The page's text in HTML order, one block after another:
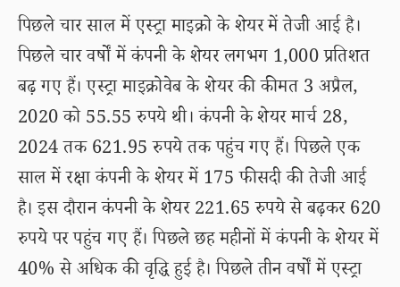
पिछले चार साल में एस्ट्रा माइक्रो के शेयर में तेजी आई है।
पिछले चार वर्षों में कंपनी के शेयर लगभग 1,000 प्रतिशत
बढ़ गए हैं। एस्ट्रा माइक्रोवेब के शेयर की कीमत 3 अप्रैल,
2020 को 55.55 रुपये थी। कंपनी के शेयर मार्च 28,
2024 तक 621.95 रुपये तक पहुंच गए हैं। पिछले एक
साल में रक्षा कंपनी के शेयर में 175 फीसदी की तेजी आई
है। इस दौरान कंपनी के शेयर 221.65 रुपये से बढ़कर 620
रुपये पर पहुंच गए हैं। पिछले छह महीनों में कंपनी के शेयर में
40% से अधिक की वृद्धि हुई है। पिछले तीन वर्षों में एस्ट्रा